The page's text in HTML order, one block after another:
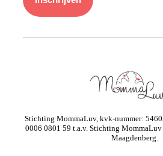
Stichting MommaLuv, kvk-nummer:
0006 0801 59 t.a.v. Stichting MommaLuv
Maagdenberg.